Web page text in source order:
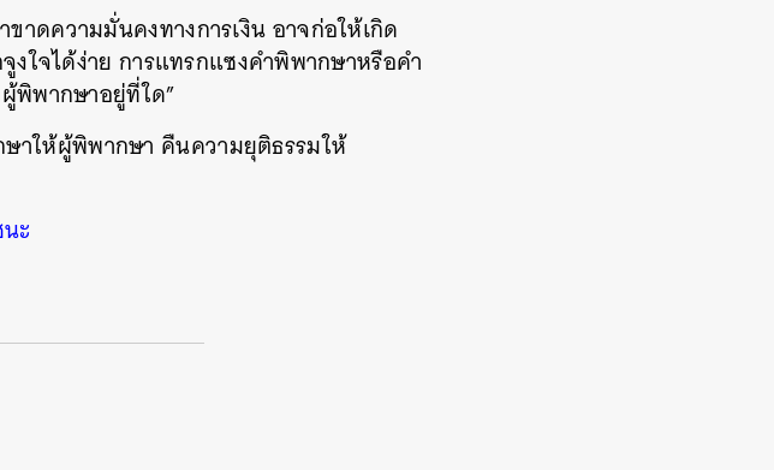
าดความมั่นคงทางการเงิน อาจก่อให้เกิด
ใจได้ง่าย การแทรกแซงคำพิพากษาหรือคำ
พิพากษาอยู่ที่ใด”
าให้ผู้พิพากษา คืนความยุติธรรมให้
ะ